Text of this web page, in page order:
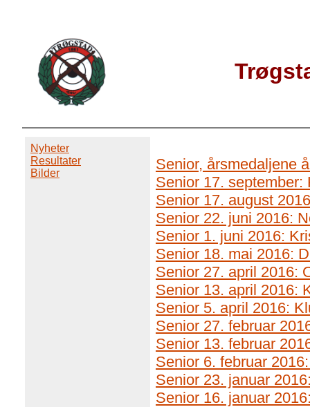
Nyheter
Resultater
Bilder
Senior, årsmedaljene
Senior 17.
Senior 17. august
Senior 22. juni 2016:
Senior 1. juni 2016:
Senior 18. mai 2016:
Senior 27. april 2016:
Senior 13. april 2016:
Senior 5. april 2016:
Senior 27. februar
Senior 13. februar
Senior 6. februar
Senior 23. januar
Senior 16. januar